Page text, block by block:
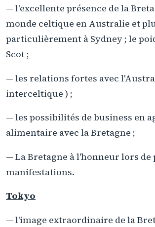
— l'excellente présence de la
monde celtique en Australie et
particulièrement à Sydney ; le
Scot ;
— les relations fortes avec
interceltique ) ;
— les possibilités de business en
alimentaire avec la Bretagne ;
— La Bretagne à l'honneur lors de
manifestations.
Tokyo
— l'image extraordinaire de la